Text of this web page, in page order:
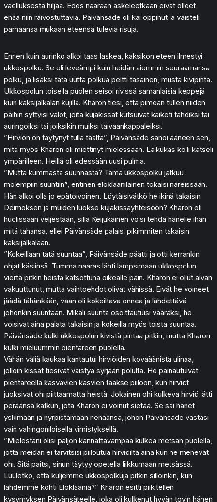
vaelluksesta hiljaa. Edes naaraan askeleetkaan eivät olleet
enää niin raivostuttavia. Päivänsäde oli kai oppinut ja väisteli
parhaansa mukaan eteensä tulevia risuja.
Ennen kuin aurinko alkoi taas laskea, kaksikon eteen ilmestyi
ukkospolku. Se oli leveämpi kuin heidän aiemmin seuraamansa
polku, ja lisäksi tätä uutta polkua peitti tasainen, musta kivipinta.
Ukkospolun toisella puolen seisoi rivissä samanlaisia keppejä
kuin kaksijalkalan kujilla. Kharon tiesi, että pimeän tullen niiden
päihin syttyisi valot, joita kujakissat kutsuivat kaiketi tähdiksi tai
auringoiksi tai joiksikin muiksi taivaankappaleiksi.
”Hirviön on täytynyt tulla täältä”, Päivänsäde sanoi ääneen sen,
mitä myös Kharon oli miettinyt mielessään. Laikukas kolli katseli
ympärilleen. Heillä oli edessään uusi pulma.
”Mutta kummasta suunnasta? Tämä ukkospolku jatkuu
molempiin suuntiin”, entinen eloklaanilainen tokaisi näreissään.
Hän alkoi olla jo epätoivoinen. Löytäisivätkö he ikinä takaisin
Deimoksen ja muiden luokse kujakissayhteisöön? Kharon oli
huolissaan veljestään, sillä Keijukainen voisi tehdä hänelle ihan
mitä tahansa, ellei Päivänsäde palaisi pikimmiten takaisin
kaksijalkalaan.
”Kokeillaan tätä suuntaa”, Päivänsäde päätti ja otti kerrankin
ohjat käsiinsä. Tumma naaras lähti lampsimaan ukkospolun
viertä pitkin heistä katsottuna oikealle päin. Kharon ei ollut aivan
vakuuttunut, mutta vaihtoehdot olivat vähissä. Eivät he voineet
jäädä tähänkään, vaan oli kokeiltava onnea ja lähdettävä
johonkin suuntaan. Mikäli suunta osoittautuisi vääräksi, he
voisivat aina palata takaisin ja kokeilla myös toista suuntaa.
Päivänsäde kulki ukkospolun kivistä pintaa pitkin, mutta Kharon
kulki mieluummin pientareen puolella.
Vähän väliä kaukaa kantautui hirviöiden kovaäänistä ulinaa,
jolloin kissat tiesivät väistyä syrjään polulta. He painautuivat
pientareella kasvavien kasvien taakse piiloon, kun hirviöt
juoksivat ohi piittaamatta heistä. Jokainen ohi kulkeva hirviö jätti
peräänsä katkun, jota Kharon ei voinut sietää. Se sai hänet
yskimään ja nyrpistämään nenäänsä, johon Päivänsäde vastasi
vain vahingoniloisella virnistyksellä.
”Mielestäni olisi paljon kannattavampaa kulkea metsän puolella,
jotta meidän ei tarvitsisi piiloutua hirviöiltä aina kun ne menevät
ohi. Sitä paitsi, sinun täytyy opetella liikkumaan metsässä.
Luuletko, että kuljemme ukkospolkuja pitkin silloinkin, kun
lähdemme kohti Eloklaania?” Kharon esitti piikitellen
kysymyksen Päivänsäteelle, joka oli kulkenut hyvän tovin hänen